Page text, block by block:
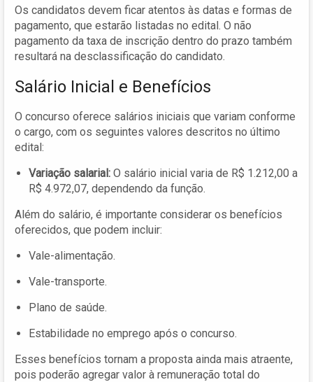
Os candidatos devem ficar atentos às datas e formas de
pagamento, que estarão listadas no edital. O não
pagamento da taxa de inscrição dentro do prazo também
resultará na desclassificação do candidato.
Salário Inicial e Benefícios
O concurso oferece salários iniciais que variam conforme
o cargo, com os seguintes valores descritos no último
edital:
Variação salarial: O salário inicial varia de R$ 1.212,00 a
R$ 4.972,07, dependendo da função.
Além do salário, é importante considerar os benefícios
oferecidos, que podem incluir:
Vale-alimentação.
Vale-transporte.
Plano de saúde.
Estabilidade no emprego após o concurso.
Esses benefícios tornam a proposta ainda mais atraente,
pois poderão agregar valor à remuneração total do